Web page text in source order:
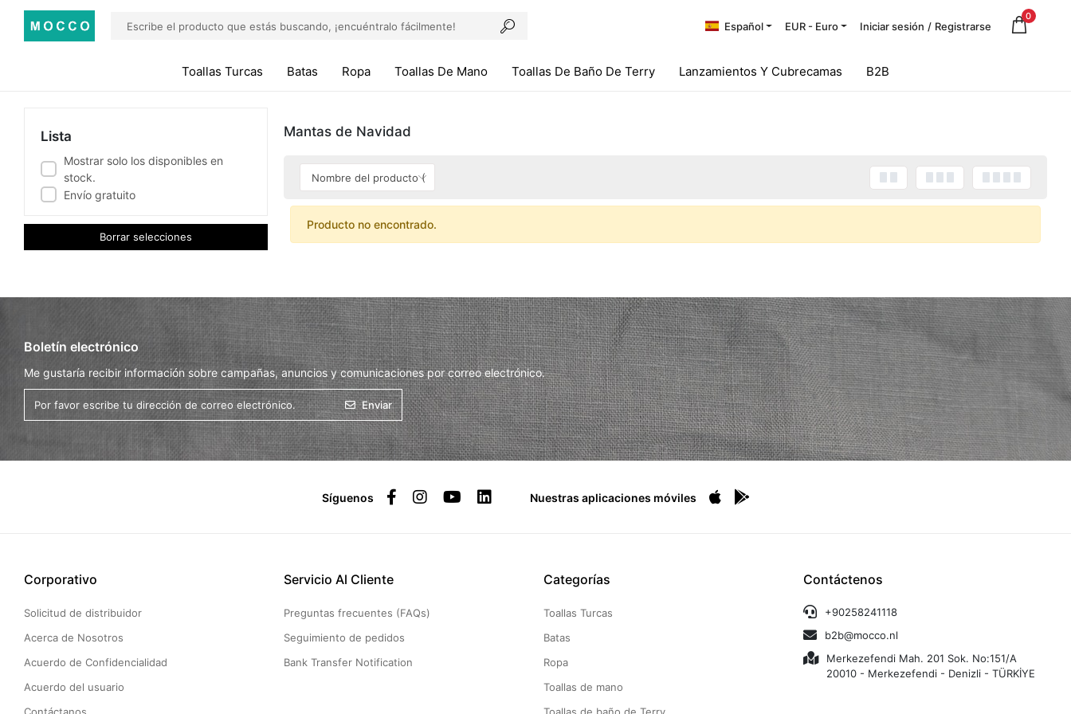
Español EUR - Euro Iniciar sesión / Registrarse
0
Toallas Turcas Batas Ropa Toallas De Mano Toallas De Baño De Terry Lanzamientos Y Cubrecamas B2B
Lista
Mostrar solo los disponibles en
stock.
Envío gratuito
Borrar selecciones
Mantas de Navidad
Producto no encontrado.
Boletín electrónico
Me gustaría recibir información sobre campañas, anuncios y comunicaciones por correo electrónico.
Enviar
Síguenos Nuestras aplicaciones móviles
Corporativo
Solicitud de distribuidor
Acerca de Nosotros
Acuerdo de Confidencialidad
Acuerdo del usuario
Servicio Al Cliente
Preguntas frecuentes (FAQs)
Seguimiento de pedidos
Bank Transfer Notification
Categorías
Toallas Turcas
Batas
Ropa
Toallas de mano
Contáctenos
+90258241118
b2b@mocco.nl
Merkezefendi Mah. 201 Sok. No:151/A
20010 - Merkezefendi - Denizli - TÜRKİYE